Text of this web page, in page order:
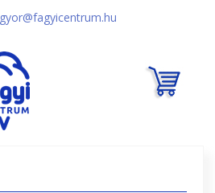
gyor@fagyicentrum.hu